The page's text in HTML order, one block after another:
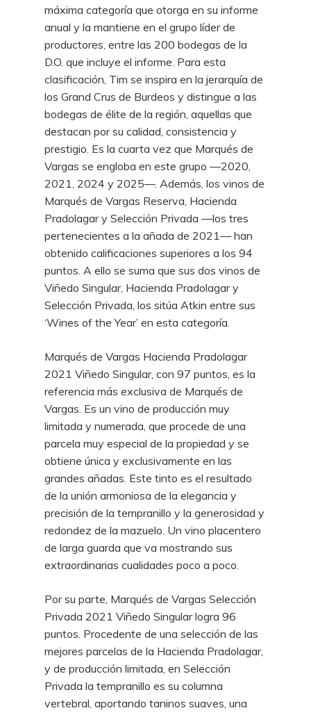
máxima categoría que otorga en su informe
anual y la mantiene en el grupo líder de
productores, entre las 200 bodegas de la
D.O. que incluye el informe. Para esta
clasificación, Tim se inspira en la jerarquía de
los Grand Crus de Burdeos y distingue a las
bodegas de élite de la región, aquellas que
destacan por su calidad, consistencia y
prestigio. Es la cuarta vez que Marqués de
Vargas se engloba en este grupo —2020,
2021, 2024 y 2025—. Además, los vinos de
Marqués de Vargas Reserva, Hacienda
Pradolagar y Selección Privada —los tres
pertenecientes a la añada de 2021— han
obtenido calificaciones superiores a los 94
puntos. A ello se suma que sus dos vinos de
Viñedo Singular, Hacienda Pradolagar y
Selección Privada, los sitúa Atkin entre sus
‘Wines of the Year’ en esta categoría.
Marqués de Vargas Hacienda Pradolagar
2021 Viñedo Singular, con 97 puntos, es la
referencia más exclusiva de Marqués de
Vargas. Es un vino de producción muy
limitada y numerada, que procede de una
parcela muy especial de la propiedad y se
obtiene única y exclusivamente en las
grandes añadas. Este tinto es el resultado
de la unión armoniosa de la elegancia y
precisión de la tempranillo y la generosidad y
redondez de la mazuelo. Un vino placentero
de larga guarda que va mostrando sus
extraordinarias cualidades poco a poco.
Por su parte, Marqués de Vargas Selección
Privada 2021 Viñedo Singular logra 96
puntos. Procedente de una selección de las
mejores parcelas de la Hacienda Pradolagar,
y de producción limitada, en Selección
Privada la tempranillo es su columna
vertebral, aportando taninos suaves, una